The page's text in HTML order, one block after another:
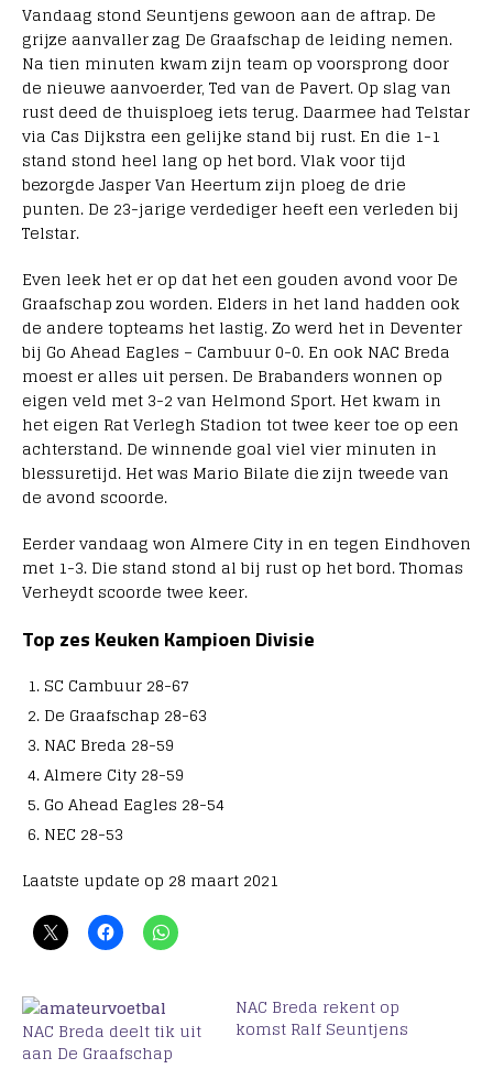
Vandaag stond Seuntjens gewoon aan de aftrap. De
grijze aanvaller zag De Graafschap de leiding nemen.
Na tien minuten kwam zijn team op voorsprong door
de nieuwe aanvoerder, Ted van de Pavert. Op slag van
rust deed de thuisploeg iets terug. Daarmee had Telstar
via Cas Dijkstra een gelijke stand bij rust. En die 1-1
stand stond heel lang op het bord. Vlak voor tijd
bezorgde Jasper Van Heertum zijn ploeg de drie
punten. De 23-jarige verdediger heeft een verleden bij
Telstar.
Even leek het er op dat het een gouden avond voor De
Graafschap zou worden. Elders in het land hadden ook
de andere topteams het lastig. Zo werd het in Deventer
bij Go Ahead Eagles – Cambuur 0-0. En ook NAC Breda
moest er alles uit persen. De Brabanders wonnen op
eigen veld met 3-2 van Helmond Sport. Het kwam in
het eigen Rat Verlegh Stadion tot twee keer toe op een
achterstand. De winnende goal viel vier minuten in
blessuretijd. Het was Mario Bilate die zijn tweede van
de avond scoorde.
Eerder vandaag won Almere City in en tegen Eindhoven
met 1-3. Die stand stond al bij rust op het bord. Thomas
Verheydt scoorde twee keer.
Top zes Keuken Kampioen Divisie
SC Cambuur 28-67
De Graafschap 28-63
NAC Breda 28-59
Almere City 28-59
Go Ahead Eagles 28-54
NEC 28-53
Laatste update op 28 maart 2021
NAC Breda deelt tik uit
aan De Graafschap
NAC Breda rekent op
komst Ralf Seuntjens